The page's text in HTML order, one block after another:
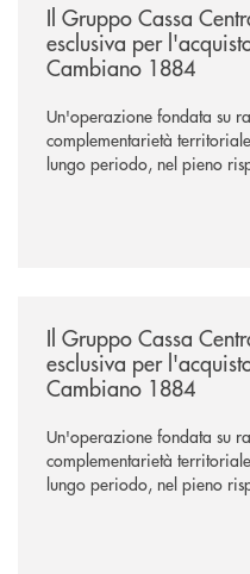
Il Gruppo Cassa
esclusiva per
Cambiano 1884
Un'operazione fondata su
complementarietà
lungo periodo, nel pieno
negoziazione esclusiva
Il Gruppo Cassa
esclusiva per
Cambiano 1884
Un'operazione fondata su
complementarietà
lungo periodo, nel pieno
negoziazione esclusiva